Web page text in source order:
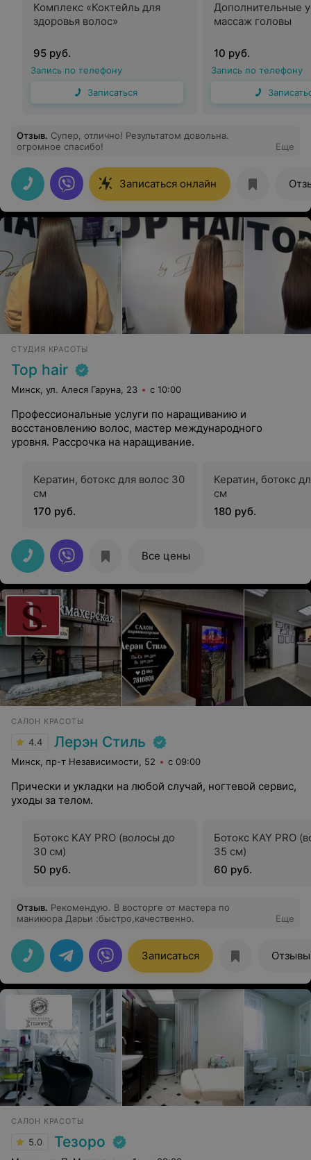
Комплекс «Коктейль для
здоровья волос»
95 руб.
Запись по телефону
Записаться
Дополнительные
массаж головы
10 руб.
Запись по телефону
Отзыв. Супер, отлично! Результатом довольна.
огромное спасибо!
Еще
Записаться онлайн
СТУДИЯ КРАСОТЫ
Top hair
Минск, ул. Алеся Гаруна, 23 с 10:00
Профессиональные услуги по наращиванию и
восстановлению волос, мастер международного
уровня. Рассрочка на наращивание.
Кератин, ботокс для волос 30
см
170 руб.
Кератин, ботокс
см
180 руб.
Все цены
САЛОН КРАСОТЫ
4.4 Лерэн Стиль
Минск, пр-т Независимости, 52 с 09:00
Прически и укладки на любой случай, ногтевой сервис,
уходы за телом.
Ботокс KAY PRO (волосы до
30 см)
50 руб.
Ботокс KAY PRO
35 см)
60 руб.
Отзыв. Рекомендую. В восторге от мастера по
маникюра Дарьи :быстро,качественно.
Еще
Записаться Отзывы
САЛОН КРАСОТЫ
5.0 Тезоро